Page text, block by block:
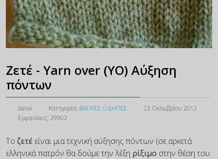
Ζετέ - Yarn over (YO) Αύξηση
πόντων
danai Κατηγορία: ΒΑΣΙΚΕΣ ΟΔΗΓΙΕΣ
23 Οκτωβρίου 2012
Εμφανίσεις: 29902
Το ζετέ είναι μια τεχνική αύξησης πόντων (σε αρκετά
ελληνικά πατρόν θα δούμε την λέξη ρίξιμο στην θέση του